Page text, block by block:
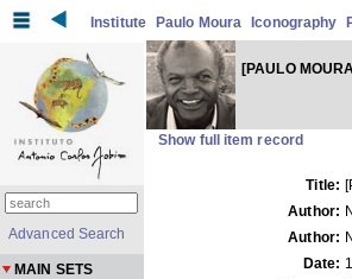
Institute Paulo Moura Iconography
[PAULO
Show full item record
Title:
Author:
Author:
Date:
Advanced Search
MAIN SETS